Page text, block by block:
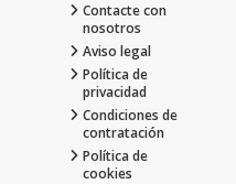
Contacte con
nosotros
Aviso legal
Política de
privacidad
Condiciones de
contratación
Política de
cookies